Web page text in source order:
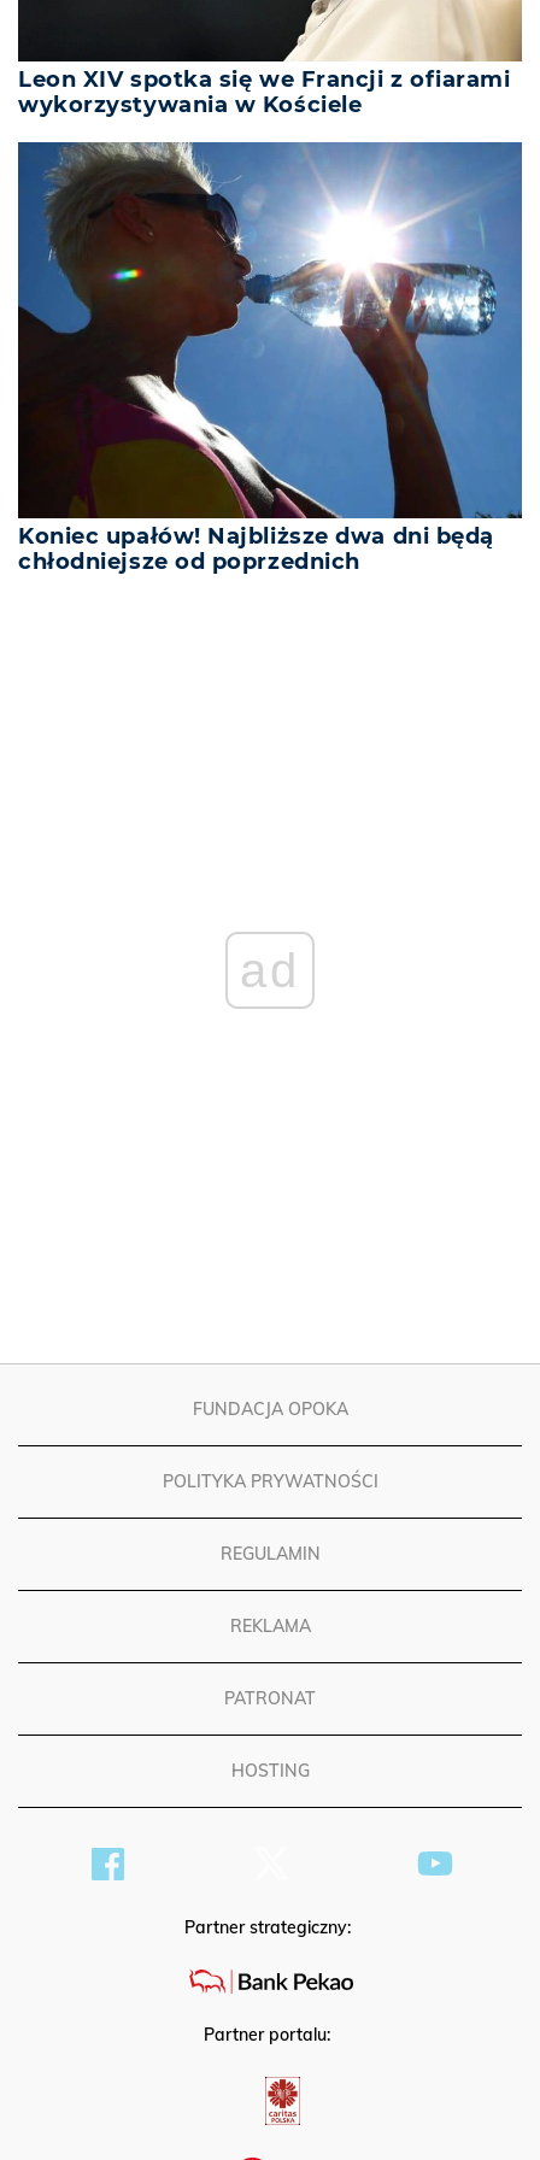
Leon XIV spotka się we Francji z ofiarami
wykorzystywania w Kościele
Koniec upałów! Najbliższe dwa dni będą
chłodniejsze od poprzednich
FUNDACJA OPOKA
POLITYKA PRYWATNOŚCI
REGULAMIN
REKLAMA
PATRONAT
HOSTING
Partner strategiczny:
Partner portalu: